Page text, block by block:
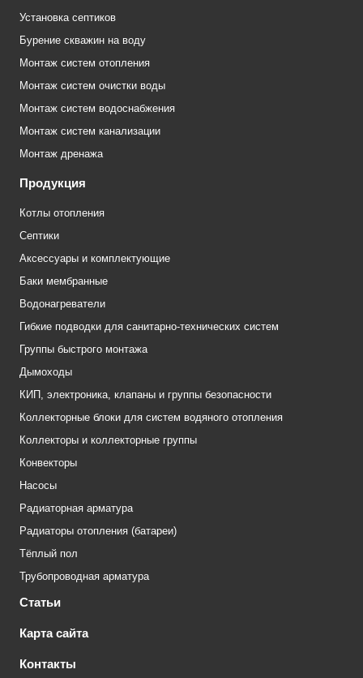
Установка септиков
Бурение скважин на воду
Монтаж систем отопления
Монтаж систем очистки воды
Монтаж систем водоснабжения
Монтаж систем канализации
Монтаж дренажа
Продукция
Котлы отопления
Септики
Аксессуары и комплектующие
Баки мембранные
Водонагреватели
Гибкие подводки для санитарно-технических систем
Группы быстрого монтажа
Дымоходы
КИП, электроника, клапаны и группы безопасности
Коллекторные блоки для систем водяного отопления
Коллекторы и коллекторные группы
Конвекторы
Насосы
Радиаторная арматура
Радиаторы отопления (батареи)
Тёплый пол
Трубопроводная арматура
Статьи
Карта сайта
Контакты